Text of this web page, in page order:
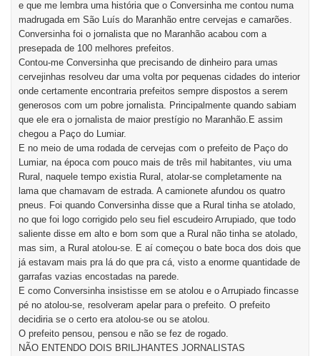
e que me lembra uma história que o Conversinha me contou numa
madrugada em São Luís do Maranhão entre cervejas e camarões.
Conversinha foi o jornalista que no Maranhão acabou com a
presepada de 100 melhores prefeitos.
Contou-me Conversinha que precisando de dinheiro para umas
cervejinhas resolveu dar uma volta por pequenas cidades do interior
onde certamente encontraria prefeitos sempre dispostos a serem
generosos com um pobre jornalista. Principalmente quando sabiam
que ele era o jornalista de maior prestígio no Maranhão.E assim
chegou a Paço do Lumiar.
E no meio de uma rodada de cervejas com o prefeito de Paço do
Lumiar, na época com pouco mais de três mil habitantes, viu uma
Rural, naquele tempo existia Rural, atolar-se completamente na
lama que chamavam de estrada. A camionete afundou os quatro
pneus. Foi quando Conversinha disse que a Rural tinha se atolado,
no que foi logo corrigido pelo seu fiel escudeiro Arrupiado, que todo
saliente disse em alto e bom som que a Rural não tinha se atolado,
mas sim, a Rural atolou-se. E aí começou o bate boca dos dois que
já estavam mais pra lá do que pra cá, visto a enorme quantidade de
garrafas vazias encostadas na parede.
E como Conversinha insistisse em se atolou e o Arrupiado fincasse
pé no atolou-se, resolveram apelar para o prefeito. O prefeito
decidiria se o certo era atolou-se ou se atolou.
O prefeito pensou, pensou e não se fez de rogado.
NÃO ENTENDO DOIS BRILJHANTES JORNALISTAS